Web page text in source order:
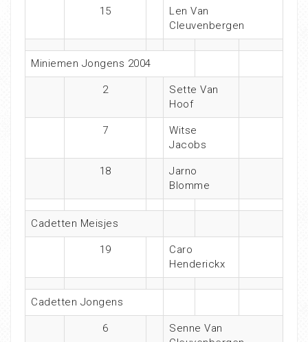
15
Len Van
Cleuvenbergen
Miniemen Jongens 2004
2
Sette Van
Hoof
7
Witse
Jacobs
18
Jarno
Blomme
Cadetten Meisjes
19
Caro
Henderickx
Cadetten Jongens
6
Senne Van